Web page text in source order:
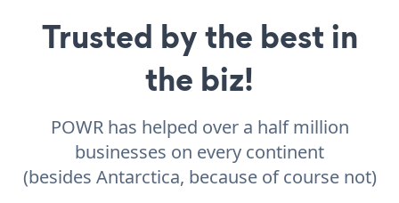
Trusted by the best in
the biz!
POWR has helped over a half million
businesses on every continent
(besides Antarctica, because of course not)